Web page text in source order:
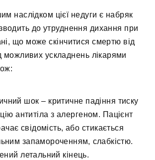
наслідком цієї недуги є набряк
до утруднення дихання при
що може скінчитися смертю від
можливих ускладнень лікарями
шок – критичне падіння тиску
антитіла з алергеном. Пацієнт
свідомість, або стикається
запамороченням, слабкістю.
летальний кінець.